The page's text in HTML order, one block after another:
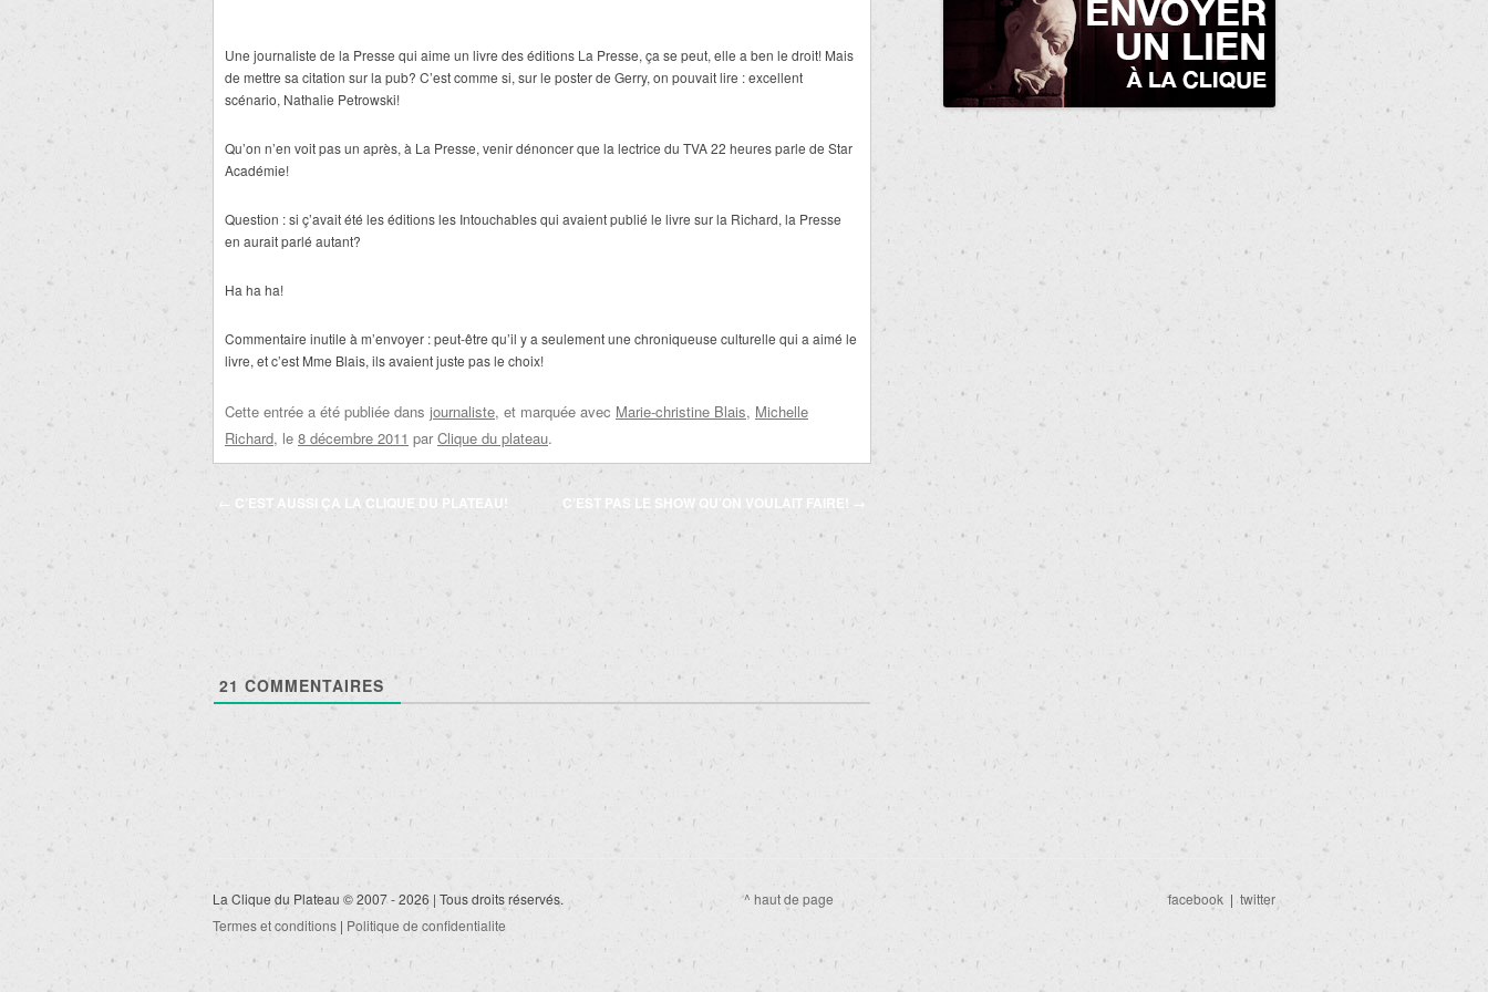
Une journaliste de la Presse qui aime un livre des éditions La Presse, ça se peut, elle a ben le droit! Mais
de mettre sa citation sur la pub? C’est comme si, sur le poster de Gerry, on pouvait lire : excellent
scénario, Nathalie Petrowski!
Qu’on n’en voit pas un après, à La Presse, venir dénoncer que la lectrice du TVA 22 heures parle de Star
Académie!
Question : si ç’avait été les éditions les Intouchables qui avaient publié le livre sur la Richard, la Presse
en aurait parlé autant?
Ha ha ha!
Commentaire inutile à m’envoyer : peut-être qu’il y a seulement une chroniqueuse culturelle qui a aimé le
livre, et c’est Mme Blais, ils avaient juste pas le choix!
Cette entrée a été publiée dans journaliste, et marquée avec Marie-christine Blais, Michelle
Richard, le 8 décembre 2011 par Clique du plateau.
Navigation
← C’EST AUSSI ÇA LA CLIQUE DU PLATEAU! C’EST PAS LE SHOW QU’ON VOULAIT FAIRE! →
21 COMMENTAIRES
La Clique du Plateau © 2007 - 2026 | Tous droits réservés.
Termes et conditions | Politique de confidentialite
^ haut de page facebook |twitter